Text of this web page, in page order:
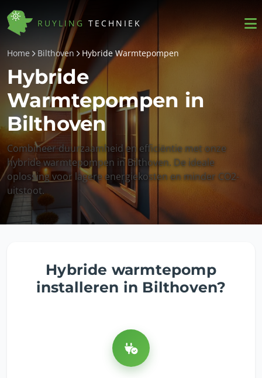
RUYLING TECHNIEK
Home Bilthoven Hybride Warmtepompen
Hybride
Warmtepompen in
Bilthoven
Combineer duurzaamheid en efficiëntie met onze
hybride warmtepompen in Bilthoven. De ideale
oplossing voor lagere energiekosten en minder CO2-
uitstoot.
Hybride warmtepomp
installeren in Bilthoven?